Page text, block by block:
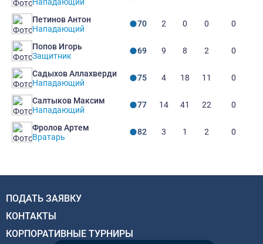
Петинов Антон
Нападающий
70 2 0 0 0
Попов Игорь
Защитник
69 9 8 2 0
Садыхов Аллахверди
Нападающий
75 4 18 11 0
Салтыков Максим
Нападающий
77 14 41 22 0
Фролов Артем
Вратарь
82 3 1 2 0
ПОДАТЬ ЗАЯВКУ
КОНТАКТЫ
КОРПОРАТИВНЫЕ ТУРНИРЫ